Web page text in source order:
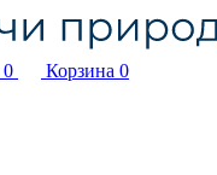
0 Корзина 0